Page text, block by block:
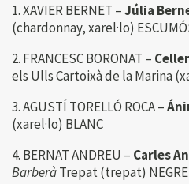
1. XAVIER BERNET –Júlia
(chardonnay, xarel·lo)
2. FRANCESC BORONAT –
els Ulls Cartoixà de la Marina
3. AGUSTÍ TORELLÓ ROCA –
(xarel·lo) BLANC
4. BERNAT ANDREU – Carles
BarberàTrepat (trepat) NEGRE